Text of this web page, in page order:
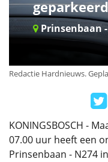
Prinsenbaan -
Redactie Hardnieuws.
KONINGSBOSCH -
07.00 uur heeft een
Prinsenbaan - N274 in